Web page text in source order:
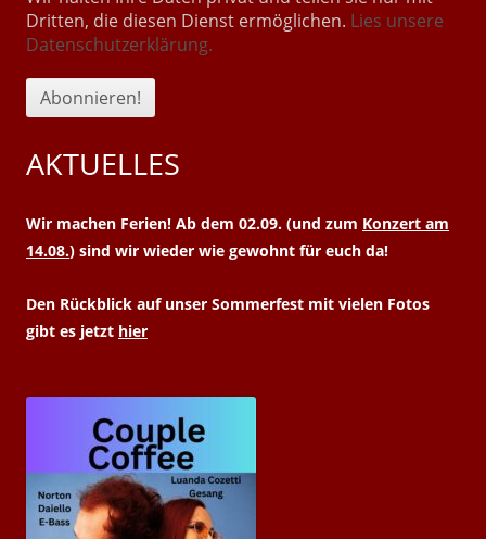
Dritten, die diesen Dienst ermöglichen. Lies unsere
Datenschutzerklärung.
AKTUELLES
Wir machen Ferien! Ab dem 02.09. (und zum Konzert am
14.08.) sind wir wieder wie gewohnt für euch da!
Den Rückblick auf unser Sommerfest mit vielen Fotos
gibt es jetzt hier